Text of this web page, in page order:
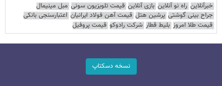
خبرآنلاین راه نو آنلاین بازی آنلاین قیمت تلویزیون سونی مبل مینیمال
جراح بینی گوشتی پرشین هتل قیمت آهن فولاد ایرانیان اعتبارسنجی بانکی
قیمت طلا امروز بلیط قطار شرکت رادوکو قیمت پروفیل
نسخه دسکتاپ